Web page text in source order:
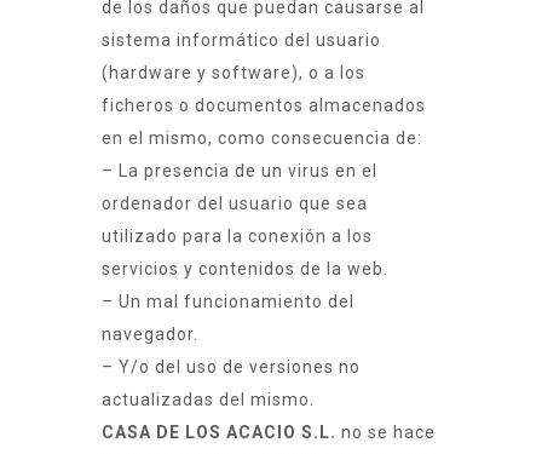
de los daños que puedan causarse al
sistema informático del usuario
(hardware y software), o a los
ficheros o documentos almacenados
en el mismo, como consecuencia de:
– La presencia de un virus en el
ordenador del usuario que sea
utilizado para la conexión a los
servicios y contenidos de la web.
– Un mal funcionamiento del
navegador.
– Y/o del uso de versiones no
actualizadas del mismo.
CASA DE LOS ACACIO S.L. no se hace